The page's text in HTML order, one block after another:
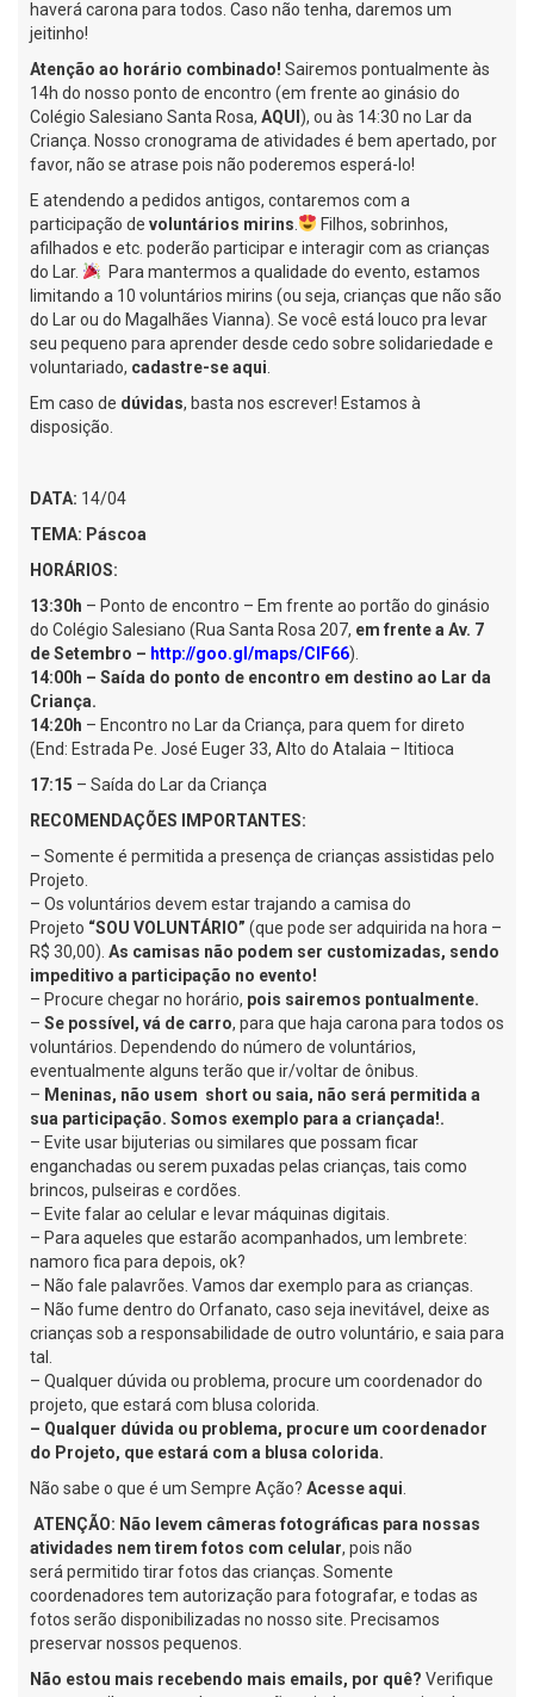
haverá carona para todos. Caso não tenha, daremos um
jeitinho!
Atenção ao horário combinado! Sairemos pontualmente às
14h do nosso ponto de encontro (em frente ao ginásio do
Colégio Salesiano Santa Rosa, AQUI ), ou às 14:30 no Lar da
Criança. Nosso cronograma de atividades é bem apertado, por
favor, não se atrase pois não poderemos esperá-lo!
E atendendo a pedidos antigos, contaremos com a
participação de voluntários mirins
Filhos, sobrinhos,
afilhados e etc. poderão participar e interagir com as crianças
do Lar.
Para mantermos a qualidade do evento, estamos
limitando a 10 voluntários mirins (ou seja, crianças que não são
do Lar ou do Magalhães Vianna). Se você está louco pra levar
seu pequeno para aprender desde cedo sobre solidariedade e
voluntariado, cadastre-se aqui
Em caso de dúvidas, basta nos escrever! Estamos à
disposição.
DATA: 14/04
TEMA: Páscoa
HORÁRIOS:
13:30h – Ponto de encontro – Em frente ao portão do ginásio
do Colégio Salesiano (Rua Santa Rosa 207, em frente a Av. 7
de Setembro – http://goo.gl/maps/CIF66).
14:00h – Saída do ponto de encontro em destino ao Lar da
Criança.
14:20h – Encontro no Lar da Criança, para quem for direto
(End: Estrada Pe. José Euger 33, Alto do Atalaia – Ititioca
17:15 – Saída do Lar da Criança
RECOMENDAÇÕES IMPORTANTES:
– Somente é permitida a presença de crianças assistidas pelo
Projeto.
– Os voluntários devem estar trajando a camisa do
Projeto “SOU VOLUNTÁRIO” (que pode ser adquirida na hora –
R$ 30,00). As camisas não podem ser customizadas, sendo
impeditivo a participação no evento!
– Procure chegar no horário, pois sairemos pontualmente.
– Se possível, vá de carro, para que haja carona para todos os
voluntários. Dependendo do número de voluntários,
eventualmente alguns terão que ir/voltar de ônibus.
– Meninas, não usem short ou saia, não será permitida a
sua participação. Somos exemplo para a criançada!.
– Evite usar bijuterias ou similares que possam ficar
enganchadas ou serem puxadas pelas crianças, tais como
brincos, pulseiras e cordões.
– Evite falar ao celular e levar máquinas digitais.
– Para aqueles que estarão acompanhados, um lembrete:
namoro fica para depois, ok?
– Não fale palavrões. Vamos dar exemplo para as crianças.
– Não fume dentro do Orfanato, caso seja inevitável, deixe as
crianças sob a responsabilidade de outro voluntário, e saia para
tal.
– Qualquer dúvida ou problema, procure um coordenador do
projeto, que estará com blusa colorida.
– Qualquer dúvida ou problema, procure um coordenador
do Projeto, que estará com a blusa colorida.
Não sabe o que é um Sempre Ação? Acesse aqui
ATENÇÃO: Não levem câmeras fotográficas para nossas
atividades nem tirem fotos com celular, pois não
será permitido tirar fotos das crianças. Somente
coordenadores tem autorização para fotografar, e todas as
fotos serão disponibilizadas no nosso site. Precisamos
preservar nossos pequenos.
Não estou mais recebendo mais emails, por quê? Verifique